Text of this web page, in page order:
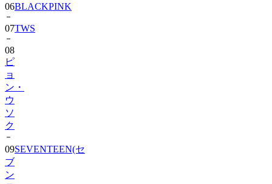
07TWS
08
ピ
ョ
ン・
ウ
ソ
ク
09
ブ
ン
テ
ィ